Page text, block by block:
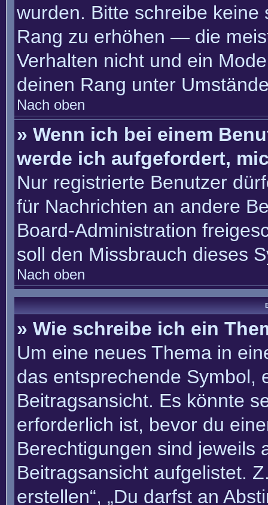
wurden. Bitte schreibe
Rang zu erhöhen — die
Verhalten nicht und ein
deinen Rang unter
Nach oben
» Wenn ich bei einem
werde ich aufgefordert,
Nur registrierte Benutzer
für Nachrichten an andere
Board-Administration
soll den Missbrauch dieses
Nach oben
» Wie schreibe ich ein
Um eine neues Thema in
das entsprechende Symbol,
Beitragsansicht. Es könnte
erforderlich ist, bevor du
Berechtigungen sind jeweils
Beitragsansicht aufgelistet.
erstellen“, „Du darfst an